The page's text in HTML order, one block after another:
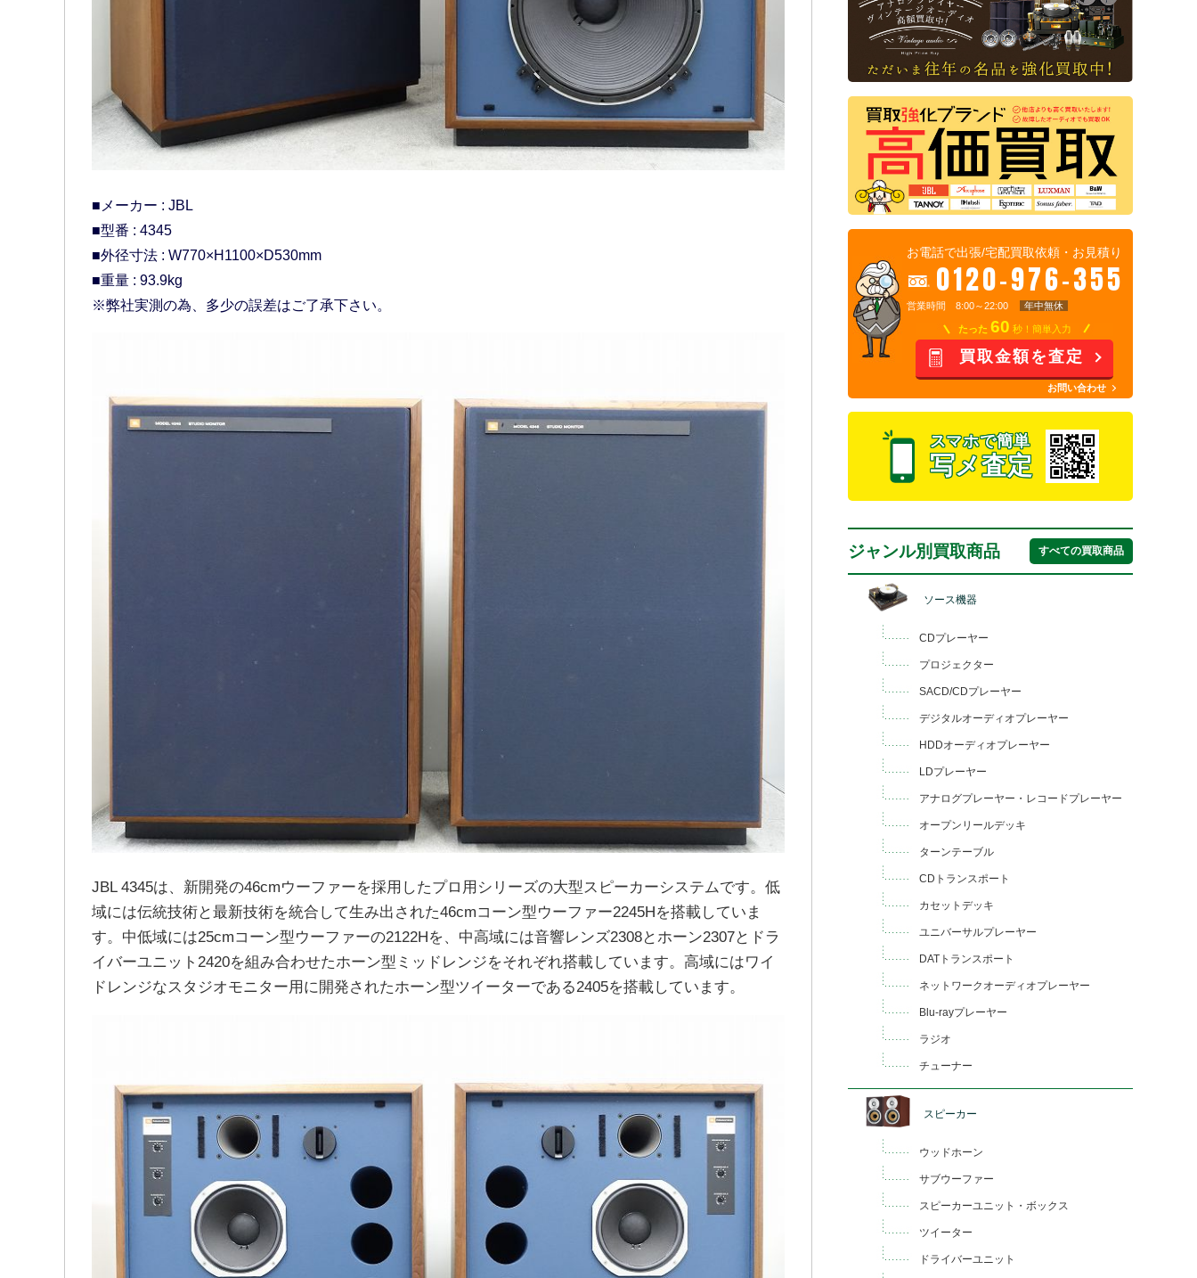
■メーカー : JBL
■型番 : 4345
■外径寸法 : W770×H1100×D530mm
■重量 : 93.9kg
※弊社実測の為、多少の誤差はご了承下さい。
JBL 4345は、新開発の46cmウーファーを採用したプロ用シリーズの大型スピーカーシステムです。低
域には伝統技術と最新技術を統合して生み出された46cmコーン型ウーファー2245Hを搭載していま
す。中低域には25cmコーン型ウーファーの2122Hを、中高域には音響レンズ2308とホーン2307とドラ
イバーユニット2420を組み合わせたホーン型ミッドレンジをそれぞれ搭載しています。高域にはワイ
ドレンジなスタジオモニター用に開発されたホーン型ツイーターである2405を搭載しています。
お電話で出張/宅配買取依頼・お見積り
0120-976-355
営業時間 8:00～22:00 年中無休
たった 60 秒！簡単入力
買取金額を査定
お問い合わせ
スマホで簡単
写メ査定
ジャンル別買取商品 すべての買取商品
ソース機器
CDプレーヤー
プロジェクター
SACD/CDプレーヤー
デジタルオーディオプレーヤー
HDDオーディオプレーヤー
LDプレーヤー
アナログプレーヤー・レコードプレーヤー
オープンリールデッキ
ターンテーブル
CDトランスポート
カセットデッキ
ユニバーサルプレーヤー
DATトランスポート
ネットワークオーディオプレーヤー
Blu-rayプレーヤー
ラジオ
チューナー
スピーカー
ウッドホーン
サブウーファー
スピーカーユニット・ボックス
ツイーター
ドライバーユニット